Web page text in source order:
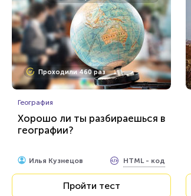
Проходили 460 раз
География
Хорошо ли ты разбираешься в
географии?
Илья Кузнецов HTML - код
Пройти тест